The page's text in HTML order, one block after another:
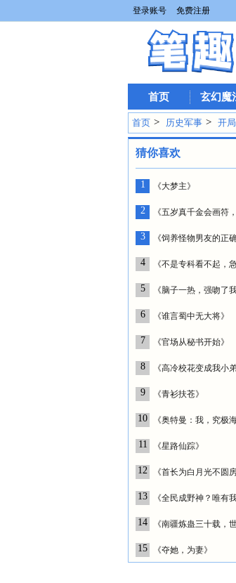
登录账号 免费注册
首页 玄幻魔
首页 > 历史军事 > 开
猜你喜欢
1 《大梦主》
2 《五岁真千金会画符
3 《饲养怪物男友的正
4 《不是专科看不起，
5 《脑子一热，强吻了
6 《谁言蜀中无大将》
7 《官场从秘书开始》
8 《高冷校花变成我小
9 《青衫扶苍》
10 《奥特曼：我，究极
11 《星路仙踪》
12 《首长为白月光不圆
13 《全民成野神？唯有
14 《南疆炼蛊三十载，
15 《夺她，为妻》